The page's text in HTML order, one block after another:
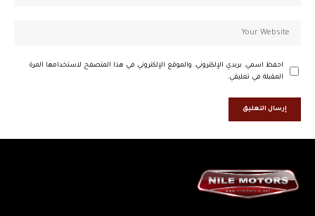
احفظ اسمي، بريدي الإلكتروني، والموقع الإلكتروني في هذا المتصفح لاستخدامها المرة
المقبلة في تعليقي.